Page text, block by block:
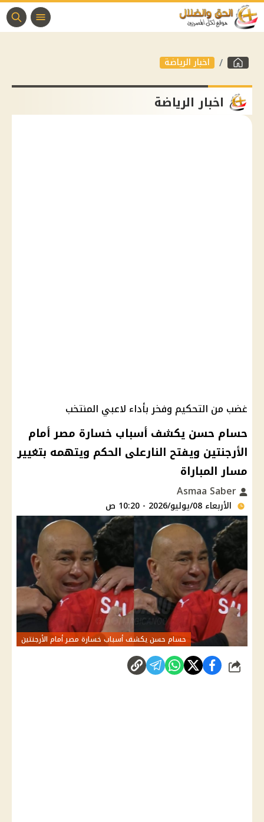
اخبار الرياضة
اخبار الرياضة
غضب من التحكيم وفخر بأداء لاعبي المنتخب
حسام حسن يكشف أسباب خسارة مصر أمام
الأرجنتين ويفتح النارعلى الحكم ويتهمه بتغيير
مسار المباراة
الأربعاء 08/يوليو/2026 - 10:20 ص
حسام حسن يكشف أسباب خسارة مصر أمام الأرجنتين
شارك